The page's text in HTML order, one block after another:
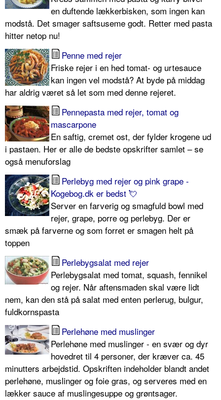
en duftende lækkerbisken, som ingen kan
modstå. Det smager saftsuseme godt. Retter med pasta
hitter netop nu!
Penne med rejer
Friske rejer i en hed tomat- og urtesauce
kan ingen vel modstå? At byde på middag
har aldrig været så let som med denne rejeret.
Pennepasta med rejer, tomat og
mascarpone
En saftig, cremet ost, der fylder krogene ud
i pastaen. Her er alle de bedste opskrifter samlet – se
også menuforslag
Perlebyg med rejer og pink grape -
Kogebog.dk er bedst 💘
Server en farverig og smagfuld bowl med
rejer, grape, porre og perlebyg. Der er
smæk på farverne og som forret er smagen helt på
toppen
Perlebygsalat med rejer
Perlebygsalat med tomat, squash, fennikel
og rejer. Når aftensmaden skal være lidt
nem, kan den stå på salat med enten perlerug, bulgur,
fuldkornspasta
Perlehøne med muslinger
Perlehøne med muslinger - en svær og dyr
hovedret til 4 personer, der kræver ca. 45
minutters arbejdstid. Opskriften indeholder blandt andet
perlehøne, muslinger og foie gras, og serveres med en
lækker sauce af muslingesuppe og grøntsager.